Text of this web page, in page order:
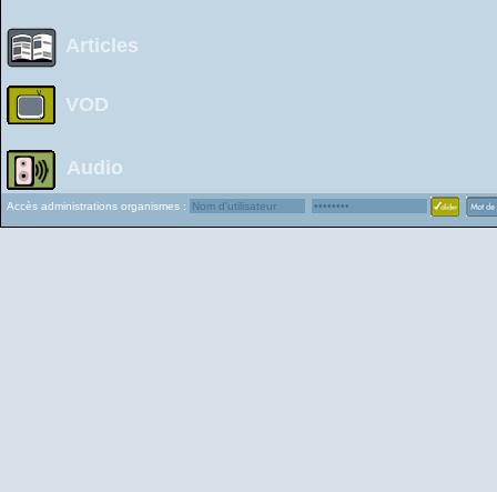
Articles
VOD
Audio
Accès administrations organismes :